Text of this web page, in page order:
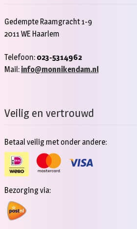
Gedempte Raamgracht 1-9
2011 WE Haarlem
Telefoon: 023-5314962
Mail: info@monnikendam.nl
Veilig en vertrouwd
Betaal veilig met onder andere:
Bezorging via: